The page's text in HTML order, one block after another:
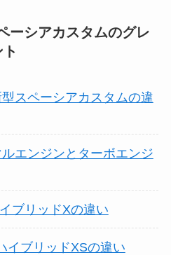
ーシアカスタムのグレ
スペーシアカスタムの違
エンジンとターボエンジ
ブリッドXの違い
イブリッドXSの違い